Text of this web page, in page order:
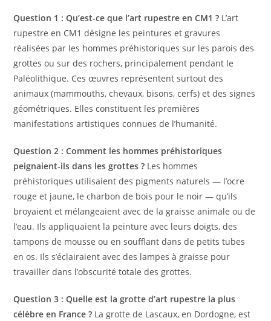
Question 1 : Qu’est-ce que l’art rupestre en CM1 ? L’art
rupestre en CM1 désigne les peintures et gravures
réalisées par les hommes préhistoriques sur les parois des
grottes ou sur des rochers, principalement pendant le
Paléolithique. Ces œuvres représentent surtout des
animaux (mammouths, chevaux, bisons, cerfs) et des signes
géométriques. Elles constituent les premières
manifestations artistiques connues de l’humanité.
Question 2 : Comment les hommes préhistoriques
peignaient-ils dans les grottes ? Les hommes
préhistoriques utilisaient des pigments naturels — l’ocre
rouge et jaune, le charbon de bois pour le noir — qu’ils
broyaient et mélangeaient avec de la graisse animale ou de
l’eau. Ils appliquaient la peinture avec leurs doigts, des
tampons de mousse ou en soufflant dans de petits tubes
en os. Ils s’éclairaient avec des lampes à graisse pour
travailler dans l’obscurité totale des grottes.
Question 3 : Quelle est la grotte d’art rupestre la plus
célèbre en France ? La grotte de Lascaux, en Dordogne, est